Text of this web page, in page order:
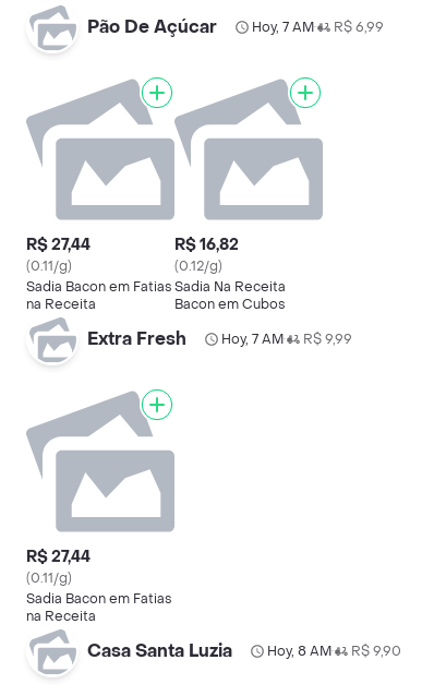
Pão De Açúcar Hoy, 7 AM• R$ 6,99
R$ 27,44
(0.11/g)
Sadia Bacon em Fatias
na Receita
R$ 16,82
(0.12/g)
Sadia Na Receita
Bacon em Cubos
Extra Fresh Hoy, 7 AM• R$ 9,99
R$ 27,44
(0.11/g)
Sadia Bacon em Fatias
na Receita
Casa Santa Luzia Hoy, 8 AM• R$ 9,90